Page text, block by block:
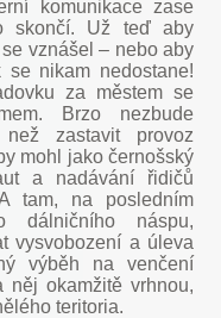
komunikace zase
skončí. Už teď aby
vznášel – nebo aby
nikam nedostane!
za městem se
Brzo nezbude
než zastavit provoz
mohl jako černošský
a nadávání řidičů
tam, na posledním
dálničního náspu,
vysvobození a úleva
výběh na venčení
něj okamžitě vrhnou,
teritoria.